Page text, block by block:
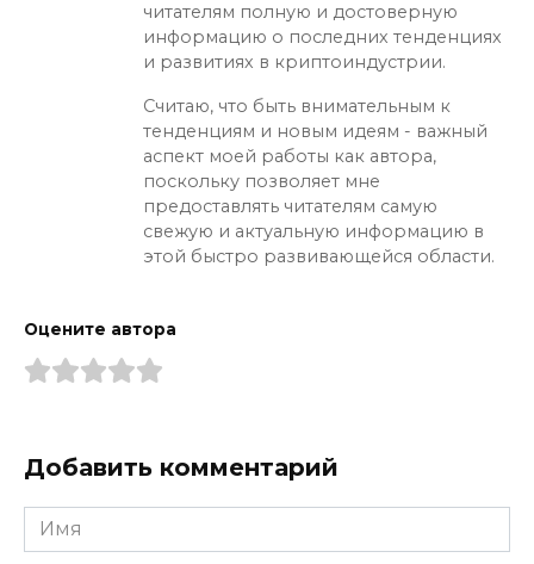
читателям полную и достоверную
информацию о последних тенденциях
и развитиях в криптоиндустрии.
Считаю, что быть внимательным к
тенденциям и новым идеям - важный
аспект моей работы как автора,
поскольку позволяет мне
предоставлять читателям самую
свежую и актуальную информацию в
этой быстро развивающейся области.
Оцените автора
Добавить комментарий
Имя
*